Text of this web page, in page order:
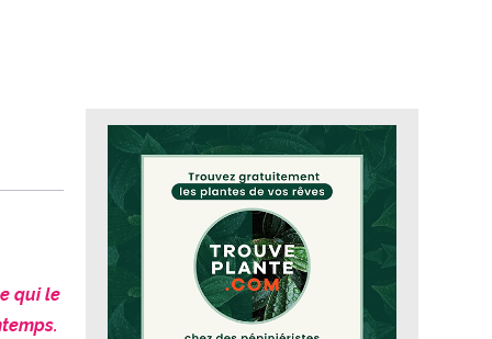
qui le